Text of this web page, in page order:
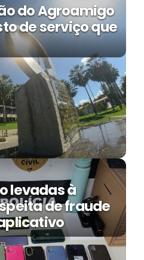
do Agroamigo
de serviço que
levadas à
de fraude